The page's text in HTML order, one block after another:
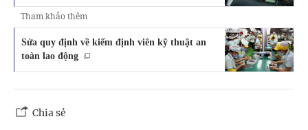
Tham khảo thêm
Sửa quy định về kiểm định viên kỹ thuật an
toàn lao động
Chia sẻ